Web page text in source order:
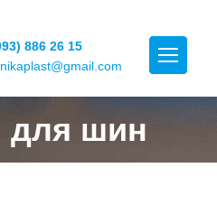
886 26 15
для шин